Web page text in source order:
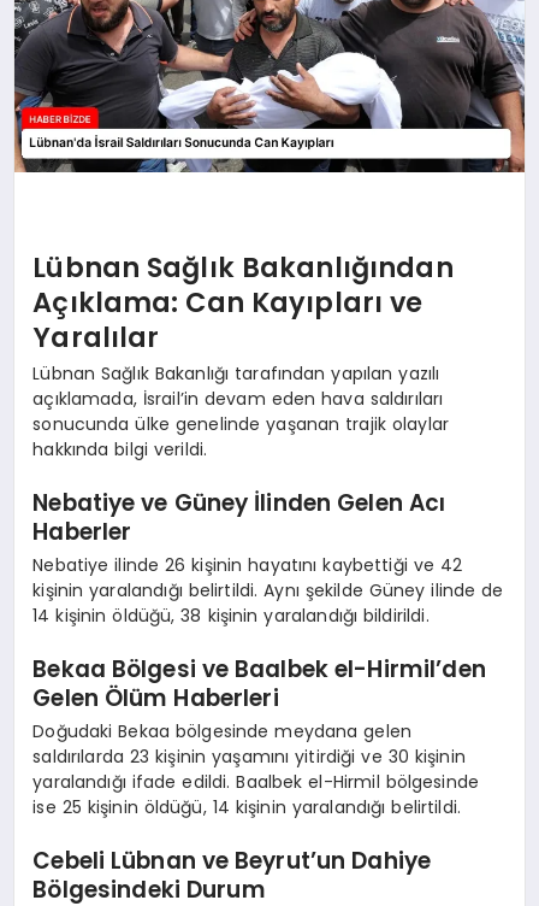
Lübnan Sağlık Bakanlığından
Açıklama: Can Kayıpları ve
Yaralılar
Lübnan Sağlık Bakanlığı tarafından yapılan yazılı
açıklamada, İsrail’in devam eden hava saldırıları
sonucunda ülke genelinde yaşanan trajik olaylar
hakkında bilgi verildi.
Nebatiye ve Güney İlinden Gelen Acı
Haberler
Nebatiye ilinde 26 kişinin hayatını kaybettiği ve 42
kişinin yaralandığı belirtildi. Aynı şekilde Güney ilinde de
14 kişinin öldüğü, 38 kişinin yaralandığı bildirildi.
Bekaa Bölgesi ve Baalbek el-Hirmil’den
Gelen Ölüm Haberleri
Doğudaki Bekaa bölgesinde meydana gelen
saldırılarda 23 kişinin yaşamını yitirdiği ve 30 kişinin
yaralandığı ifade edildi. Baalbek el-Hirmil bölgesinde
ise 25 kişinin öldüğü, 14 kişinin yaralandığı belirtildi.
Cebeli Lübnan ve Beyrut’un Dahiye
Bölgesindeki Durum